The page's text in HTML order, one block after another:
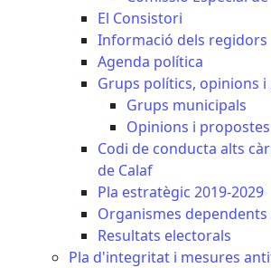
El Consistori
Informació dels regidors
Agenda política
Grups polítics, opinions
Grups municipals
Opinions i propostes
Codi de conducta alts
de Calaf
Pla estratègic 2019-2029
Organismes
Resultats electorals
Pla d'integritat i mesures